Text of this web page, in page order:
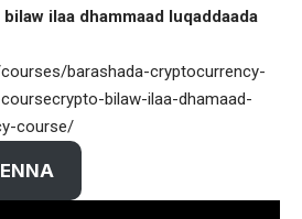
ilaa dhammaad luqaddaada
barashada-cryptocurrency-
bilaw-ilaa-dhamaad-
course/